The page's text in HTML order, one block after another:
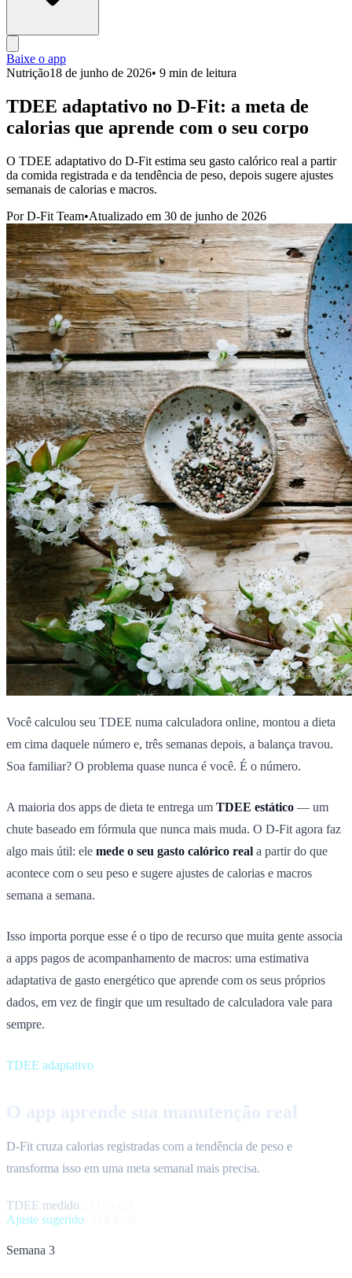
Baixe o app
Nutrição18 de junho de 2026• 9 min de leitura
TDEE adaptativo no D-Fit: a meta de
calorias que aprende com o seu corpo
O TDEE adaptativo do D-Fit estima seu gasto calórico real a partir
da comida registrada e da tendência de peso, depois sugere ajustes
semanais de calorias e macros.
Por D-Fit Team•Atualizado em 30 de junho de 2026
Você calculou seu TDEE numa calculadora online, montou a dieta
em cima daquele número e, três semanas depois, a balança travou.
Soa familiar? O problema quase nunca é você. É o número.
A maioria dos apps de dieta te entrega um TDEE estático — um
chute baseado em fórmula que nunca mais muda. O D-Fit agora faz
algo mais útil: ele mede o seu gasto calórico real a partir do que
acontece com o seu peso e sugere ajustes de calorias e macros
semana a semana.
Isso importa porque esse é o tipo de recurso que muita gente associa
a apps pagos de acompanhamento de macros: uma estimativa
adaptativa de gasto energético que aprende com os seus próprios
dados, em vez de fingir que um resultado de calculadora vale para
sempre.
TDEE adaptativo
O app aprende sua manutenção real
D-Fit cruza calorias registradas com a tendência de peso e
transforma isso em uma meta semanal mais precisa.
TDEE medido
Ajuste sugerido
Semana 3